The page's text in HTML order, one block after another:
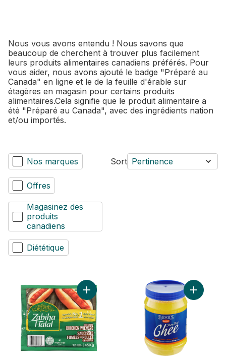
Nous vous avons entendu ! Nous savons que
beaucoup de cherchent à trouver plus facilement
leurs produits alimentaires canadiens préférés. Pour
vous aider, nous avons ajouté le badge "Préparé au
Canada" en ligne et le de la feuille d'érable sur
étagères en magasin pour certains produits
alimentaires.Cela signifie que le produit alimentaire a
été "Préparé au Canada", avec des ingrédients nation
et/ou importés.
Nos marques
Offres
Magasinez des
produits
canadiens
Diététique
Sort Pertinence
Ajouter Saucisses de poulet au panier
Ajouter